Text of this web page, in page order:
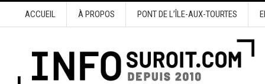
ACCUEIL À PROPOS PONT DE L’ÎLE-AUX-TOURTES